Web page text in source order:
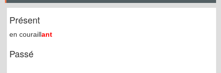
Présent
en couraillant
Passé